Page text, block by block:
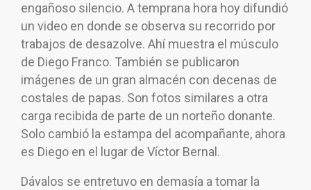
engañoso silencio. A temprana hora hoy difundió
un video en donde se observa su recorrido por
trabajos de desazolve. Ahí muestra el músculo
de Diego Franco. También se publicaron
imágenes de un gran almacén con decenas de
costales de papas. Son fotos similares a otra
carga recibida de parte de un norteño donante.
Solo cambió la estampa del acompañante, ahora
es Diego en el lugar de Víctor Bernal.
Dávalos se entretuvo en demasía a tomar la